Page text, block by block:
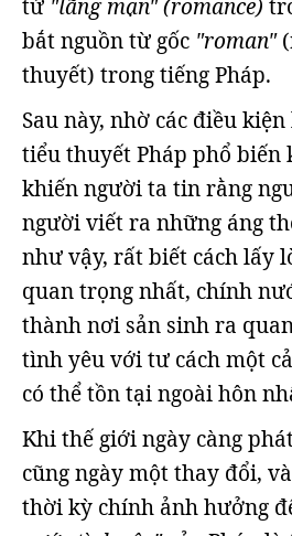
từ "lãng mạn" (romance)
bắt nguồn từ gốc "roman"
thuyết) trong tiếng Pháp.
Sau này, nhờ các điều
tiểu thuyết Pháp phổ biến
khiến người ta tin rằng
người viết ra những áng
như vậy, rất biết cách lấy
quan trọng nhất, chính
thành nơi sản sinh ra
tình yêu với tư cách một
có thể tồn tại ngoài hôn
Khi thế giới ngày càng
cũng ngày một thay đổi,
thời kỳ chính ảnh hưởng